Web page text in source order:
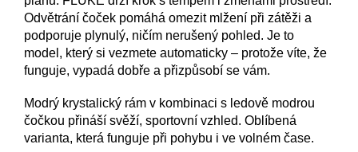
Odvětrání čoček pomáhá omezit mlžení při zátěži a
podporuje plynulý, ničím nerušený pohled. Je to
model, který si vezmete automaticky – protože víte, že
funguje, vypadá dobře a přizpůsobí se vám.
Modrý krystalický rám v kombinaci s ledově modrou
čočkou přináší svěží, sportovní vzhled. Oblíbená
varianta, která funguje při pohybu i ve volném čase.